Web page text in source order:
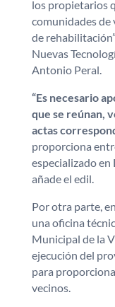
los propietarios
comunidades de
de
Nuevas
Antonio Peral.
“Es necesario
que se reúnan,
actas
proporciona
especializado en
añade el edil.
Por otra parte,
una oficina
Municipal de la
ejecución del
para
vecinos.